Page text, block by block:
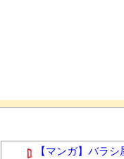
【マンガ】バラ